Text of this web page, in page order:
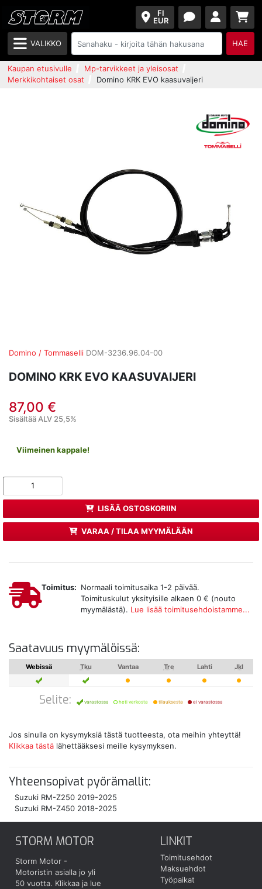
FI
EUR
VALIKKO HAE
Kaupan etusivulle
Mp-tarvikkeet ja yleisosat
Merkkikohtaiset osat
Domino KRK EVO kaasuvaijeri
Domino / Tommaselli DOM-3236.96.04-00
DOMINO KRK EVO KAASUVAIJERI
87,00 €
Sisältää ALV 25,5%
Viimeinen kappale!
LISÄÄ OSTOSKORIIN
VARAA / TILAA MYYMÄLÄÄN
Toimitus: Normaali toimitusaika 1-2 päivää.
Toimituskulut yksityisille alkaen 0 € (nouto
myymälästä). Lue lisää toimitusehdoistamme...
Saatavuus myymälöissä:
Webissä Tku Vantaa Tre Lahti Jkl
Selite: varastossa heti verkosta tilauksesta ei varastossa
Jos sinulla on kysymyksiä tästä tuotteesta, ota meihin yhteyttä!
Klikkaa tästä lähettääksesi meille kysymyksen.
Yhteensopivat pyörämallit:
Suzuki RM-Z250 2019-2025
Suzuki RM-Z450 2018-2025
STORM MOTOR
Storm Motor -
Motoristin asialla jo yli
50 vuotta. Klikkaa ja lue
LINKIT
Toimitusehdot
Maksuehdot
Työpaikat